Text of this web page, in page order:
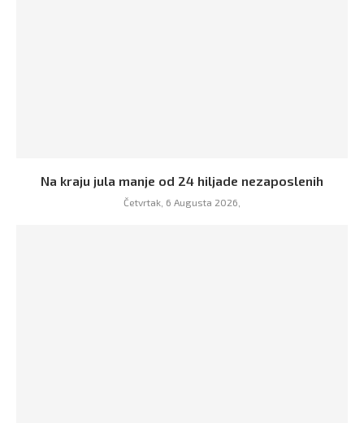
Na kraju jula manje od 24 hiljade nezaposlenih
Četvrtak, 6 Augusta 2026,